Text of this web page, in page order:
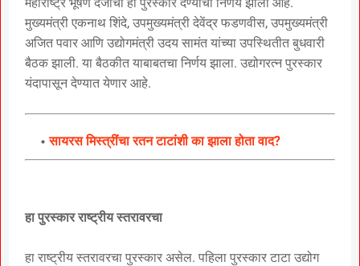
मुख्यमंत्री एकनाथ शिंदे, उपमुख्यमंत्री देवेंद्र फडणवीस, उपमुख्यमंत्री
अजित पवार आणि उद्योगमंत्री उदय सामंत यांच्या उपस्थितीत बुधवारी
बैठक झाली. या बैठकीत याबाबतचा निर्णय झाला. उद्योगरत्न पुरस्कार
यंदापासून देण्यात येणार आहे.
सायरस मिस्त्रींचा रतन टाटांशी का झाला होता वाद?
हा पुरस्कार राष्ट्रीय स्तरावरचा
हा राष्ट्रीय स्तरावरचा पुरस्कार असेल. पहिला पुरस्कार टाटा उद्योग